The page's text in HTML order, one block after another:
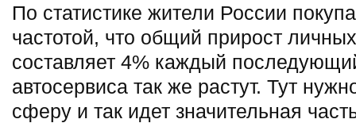
По статистике жители России
частотой, что общий прирост
составляет 4% каждый
автосервиса так же растут. Тут
сферу и так идет значительная